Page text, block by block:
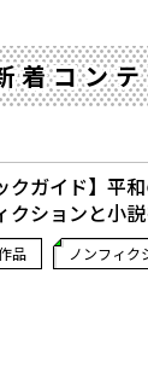
着コン
クガイド】平
クションと小
品 ノンフィク